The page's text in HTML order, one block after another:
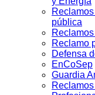
pública
Reclamo
Defensa
EnCoSep
Guardia